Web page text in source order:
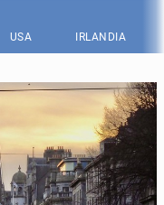
USA IRLANDIA